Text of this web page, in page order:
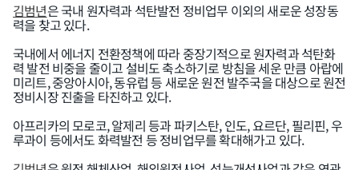
김범년은 국내 원자력과 석탄발전 정비업무 이외의 새로운 성장동
력을 찾고 있다.
국내에서 에너지 전환정책에 따라 중장기적으로 원자력과 석탄화
력 발전 비중을 줄이고 설비도 축소하기로 방침을 세운 만큼 아랍에
미리트, 중앙아시아, 동유럽 등 새로운 원전 발주국을 대상으로 원전
정비시장 진출을 타진하고 있다.
아프리카의 모로코, 알제리 등과 파키스탄, 인도, 요르단, 필리핀, 우
루과이 등에서도 화력발전 등 정비업무를 확대해가고 있다.